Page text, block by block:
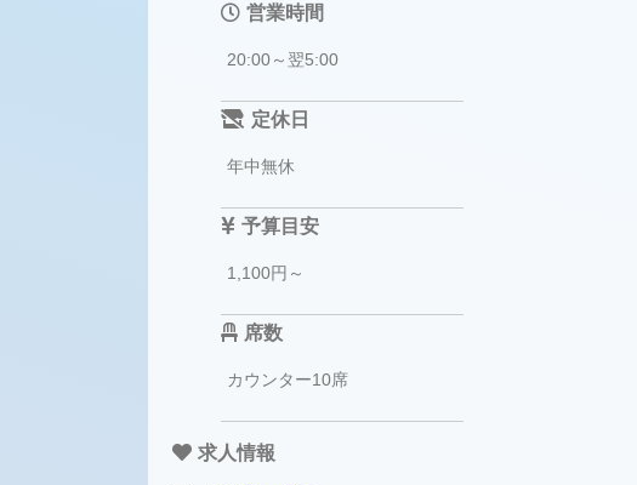
営業時間
20:00～翌5:00
定休日
年中無休
予算目安
1,100円～
席数
カウンター10席
求人情報